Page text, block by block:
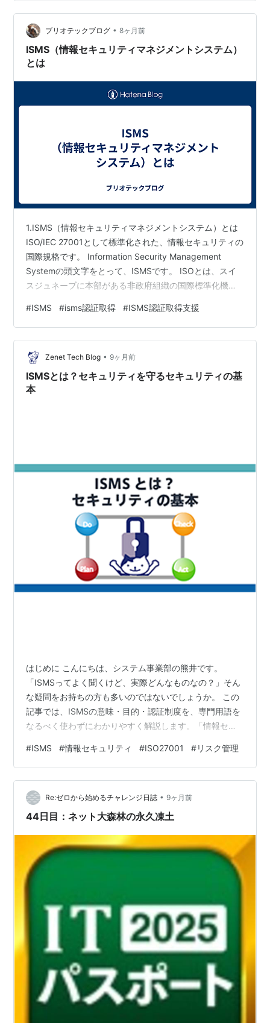
の「損失の大きさ」 起きる「可能性の高さ」 インシデン
トをいくつか想定します。 例 起きる可能性 起きた時の
損失 社内資料を誤送信 やや高い 中程度 顧客情報の大量
漏えい 低い 非常に大きい …
ブリオテックブログ • 8ヶ月前
ISMS（情報セキュリティマネジメントシステム）
とは
1.ISMS（情報セキュリティマネジメントシステム）とは
ISO/IEC 27001として標準化された、情報セキュリティの
国際規格です。 Information Security Management
Systemの頭文字をとって、ISMSです。 ISOとは、スイ
スジュネーブに本部がある非政府組織の国際標準化機構
です。 企業がセキュリティの資格を資格する際に、ISMS
とプライバシーマークのどちらを 取得するかで悩む場面
があるそうで、 両方取得したり、目的に沿っているほう
を取得することになるそうです。 下記に、ISMSとプライ
バシーマークの…
#ISMS #isms認証取得 #ISMS認証取得支援
Zenet Tech Blog • 9ヶ月前
ISMSとは？セキュリティを守るセキュリティの基
本
はじめに こんにちは、システム事業部の熊井です。
「ISMSってよく聞くけど、実際どんなものなの？」そん
な疑問をお持ちの方も多いのではないでしょうか。 この
記事では、ISMSの意味・目的・認証制度を、専門用語を
なるべく使わずにわかりやすく解説します。「情報セキ
識を高めたい」という方におすすめの内容です。 🔐
ISMSとは？わかりやすく解説 ISMS（Information
Security Management System）とは、情報を守るため
のルールと仕組みを会社全体で運用していくことです。
ざっくり言うと、こんなイメージです： 「大事な情報…
#ISMS #情報セキュリティ #ISO27001 #リスク管理
Re:ゼロから始めるチャレンジ日誌 • 9ヶ月前
44日目：ネット大森林の永久凍土